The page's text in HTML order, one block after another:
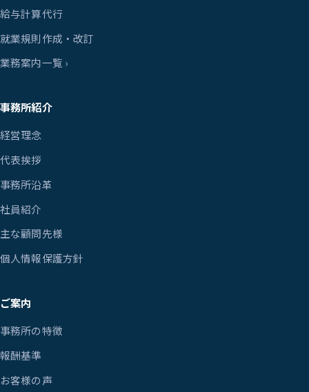
給与計算代行
就業規則作成・改訂
業務案内一覧 ›
事務所紹介
経営理念
代表挨拶
事務所沿革
社員紹介
主な顧問先様
個人情報保護方針
ご案内
事務所の特徴
報酬基準
お客様の声